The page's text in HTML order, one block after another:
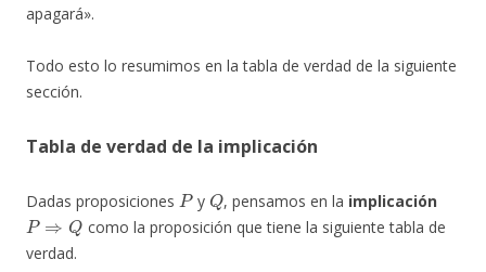
apagará».
Todo esto lo resumimos en la tabla de verdad de la siguiente
sección.
Tabla de verdad de la implicación
Dadas proposiciones
P
y
Q
, pensamos en la implicación
P⇒Q
como la proposición que tiene la siguiente tabla de
verdad.